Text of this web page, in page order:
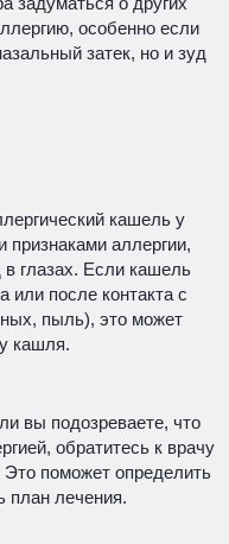
особенно если
затек, но и зуд
кашель у
признаками аллергии,
в глазах. Если кашель
или после контакта с
пыль), это может
кашля.
вы подозреваете, что
обратитесь к врачу
Это поможет определить
план лечения.